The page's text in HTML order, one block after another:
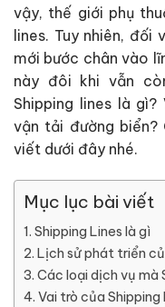
vậy, thế giới phụ
lines. Tuy nhiên, đối
mới bước chân vào
này đôi khi vẫn
Shipping lines là
vận tải đường
viết dưới đây nhé.
Mục lục bài viết
Shipping Lines là gì
Lịch sử phát triển
Các loại dịch vụ mà
Vai trò của